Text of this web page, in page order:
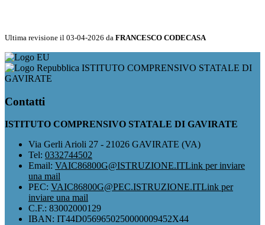
Ultima revisione il 03-04-2026 da FRANCESCO CODECASA
ISTITUTO COMPRENSIVO STATALE DI
GAVIRATE
Contatti
ISTITUTO COMPRENSIVO STATALE DI GAVIRATE
Via Gerli Arioli 27 - 21026 GAVIRATE (VA)
Tel: 0332744502
Email: VAIC86800G@ISTRUZIONE.ITLink per inviare
una mail
PEC: VAIC86800G@PEC.ISTRUZIONE.ITLink per
inviare una mail
C.F.: 83002000129
IBAN: IT44D0569650250000009452X44